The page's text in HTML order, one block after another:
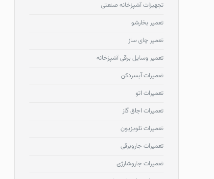
تجهیزات آشپزخانه صنعتی
تعمیر بخارشو
تعمیر چای ساز
تعمیر وسایل برقی آشپزخانه
تعمیرات آبسردکن
تعمیرات اتو
تعمیرات اجاق گاز
تعمیرات تلویزیون
تعمیرات جاروبرقی
تعمیرات جاروشارژی